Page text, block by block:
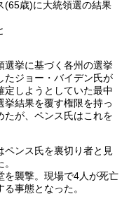
(65歳)に大統領選の結果
選挙に基づく各州の選挙
たジョー・バイデン氏が
定しようとしていた最中
挙結果を覆す権限を持っ
たが、ペンス氏はこれを
ペンス氏を裏切り者と見
を襲撃。現場で4人が死亡
事態となった。